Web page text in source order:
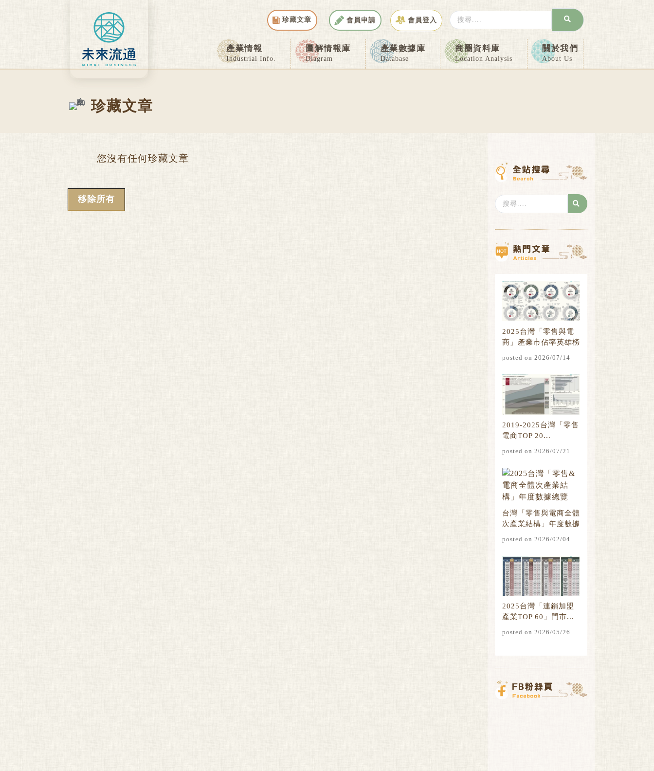
珍藏文章 會員申請 會員登入
Search
...
產業情報
Industrial Info.
圖解情報庫
Diagram
產業數據庫
Database
商圈資料庫
Location Analysis
關於我們
About Us
珍藏文章
您沒有任何珍藏文章
移除所有
Search
...
2025台灣「零售與電
商」產業市佔率英雄榜
posted on 2026/07/14
2019-2025台灣「零售
電商TOP 20...
posted on 2026/07/21
台灣「零售與電商全體
次產業結構」年度數據
posted on 2026/02/04
2025台灣「連鎖加盟
產業TOP 60」門市...
posted on 2026/05/26